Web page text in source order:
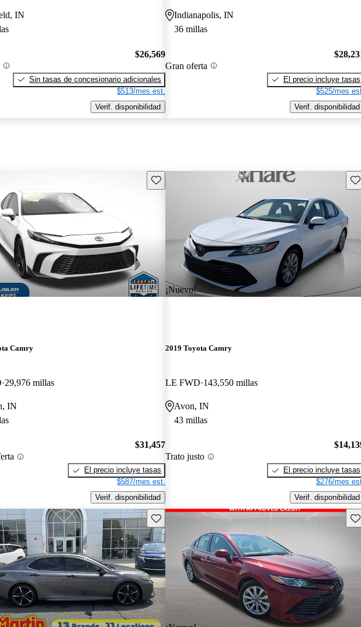
IN
$26,569
Sin tasas de concesionario adicionales
$513/mes est.
Verif. disponibilidad
Indianapolis, IN
36 millas
Gran oferta
El precio incluye tasas
$525/mes
Verif. disponibilidad
Guarda este Aviso
Camry
29,976 millas
IN
$31,457
El precio incluye tasas
$587/mes est.
Verif. disponibilidad
¡Nuevo!
2019 Toyota Camry
LE FWD 143,550 millas
Avon, IN
43 millas
Trato justo
El precio incluye tasas
$276/mes
Verif. disponibilidad
Guarda este Aviso